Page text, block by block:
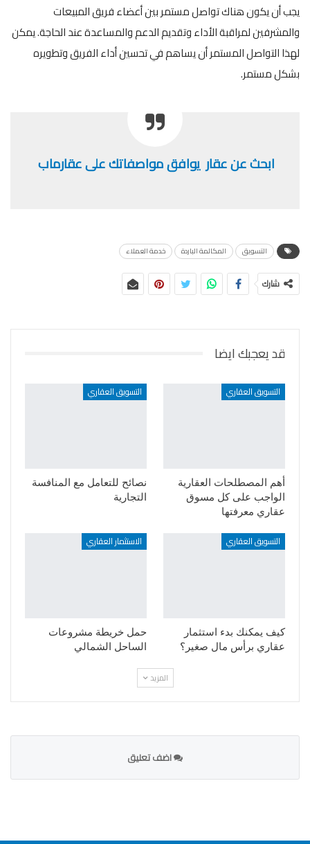
يجب أن يكون هناك تواصل مستمر بين أعضاء فريق المبيعات
والمشرفين لمراقبة الأداء وتقديم الدعم والمساعدة عند الحاجة. يمكن
لهذا التواصل المستمر أن يساهم في تحسين أداء الفريق وتطويره
بشكل مستمر.
ابحث عن عقار يوافق مواصفاتك على عقارماب
التسويق المكالمة الباردة خدمة العملاء
شارك
قد يعجبك ايضا
التسويق العقاري
أهم المصطلحات العقارية
الواجب على كل مسوق
عقاري معرفتها
التسويق العقاري
نصائح للتعامل مع المنافسة
التجارية
التسويق العقاري
كيف يمكنك بدء استثمار
عقاري برأس مال صغير؟
الاستثمار العقاري
حمل خريطة مشروعات
الساحل الشمالي
المزيد
اضف تعليق